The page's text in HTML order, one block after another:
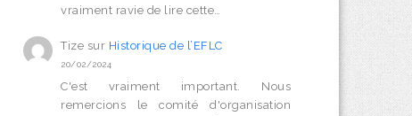
vraiment ravie de lire cette…
Tize sur Historique de l’EFLC
20/02/2024
C'est vraiment important. Nous
remercions le comité d'organisation